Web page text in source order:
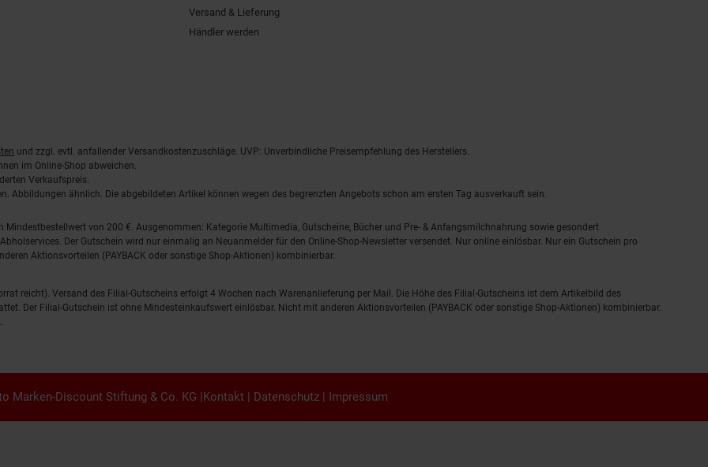
Versand & Lieferung
Händler werden
und zzgl. evtl. anfallender Versandkostenzuschläge. UVP: Unverbindliche Preisempfehlung des Herstellers.
im Online-Shop abweichen.
Verkaufspreis.
Abbildungen ähnlich. Die abgebildeten Artikel können wegen des begrenzten Angebots schon am ersten Tag ausverkauft sein.
von 200 €. Ausgenommen: Kategorie Multimedia, Gutscheine, Bücher und Pre- & Anfangsmilchnahrung sowie gesondert
Der Gutschein wird nur einmalig an Neuanmelder für den Online-Shop-Newsletter versendet. Nur online einlösbar. Nur ein Gutschein pro
Aktionsvorteilen (PAYBACK oder sonstige Shop-Aktionen) kombinierbar.
reicht). Versand des Filial-Gutscheins erfolgt 4 Wochen nach Warenanlieferung per Mail. Die Höhe des Filial-Gutscheins ist dem Artikelbild des
Der Filial-Gutschein ist ohne Mindesteinkaufswert einlösbar. Nicht mit anderen Aktionsvorteilen (PAYBACK oder sonstige Shop-Aktionen) kombinierbar.
Marken-Discount Stiftung & Co. KG |Kontakt | Datenschutz| Impressum